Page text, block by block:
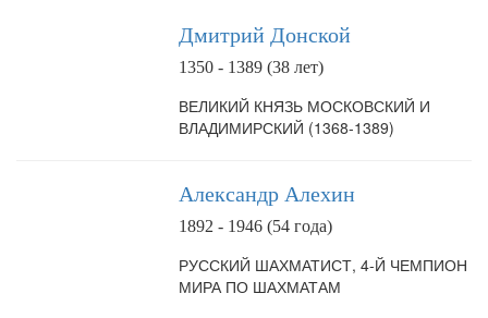
Дмитрий Донской
1350 - 1389 (38 лет)
ВЕЛИКИЙ КНЯЗЬ МОСКОВСКИЙ И
ВЛАДИМИРСКИЙ (1368-1389)
Александр Алехин
1892 - 1946 (54 года)
РУССКИЙ ШАХМАТИСТ, 4-Й ЧЕМПИОН
МИРА ПО ШАХМАТАМ